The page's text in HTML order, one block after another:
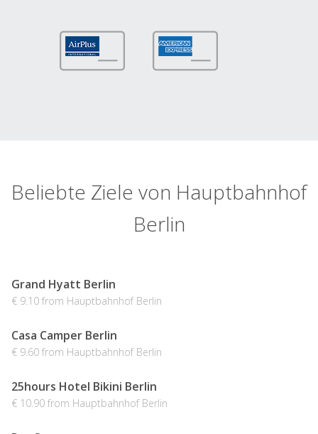
Beliebte Ziele von Hauptbahnhof
Berlin
Grand Hyatt Berlin
€ 9.10 from Hauptbahnhof Berlin
Casa Camper Berlin
€ 9.60 from Hauptbahnhof Berlin
25hours Hotel Bikini Berlin
€ 10.90 from Hauptbahnhof Berlin